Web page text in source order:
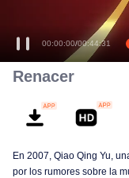
00:00:00/00:44:31
Renacer
En 2007, Qiao Qing Yu,
por los rumores sobre la